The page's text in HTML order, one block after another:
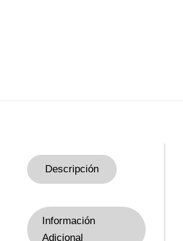
Descripción
Información
Adicional